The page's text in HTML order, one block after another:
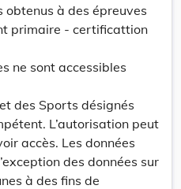
à des épreuves
primaire - certificattion
ne sont accessibles
des Sports désignés
L’autorisation peut
accès. Les données
des données sur
à des fins de